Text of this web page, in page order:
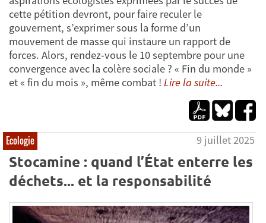
cette pétition devront, pour faire reculer le
gouvernent, s’exprimer sous la forme d’un
mouvement de masse qui instaure un rapport de
forces. Alors, rendez-vous le 10 septembre pour une
convergence avec la colère sociale ? « Fin du monde »
et « fin du mois », même combat ! Lire la suite...
Ecologie 9 juillet 2025
Stocamine : quand l’État enterre les
déchets... et la responsabilité